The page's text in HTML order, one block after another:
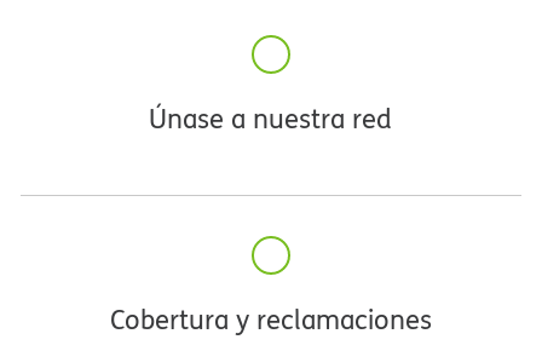
Únase a nuestra red​​
Cobertura y reclamaciones​​